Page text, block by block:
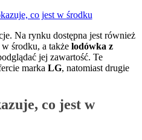
Na rynku dostępna jest również
środku, a także lodówka z
jej zawartość. Te
marka LG, natomiast drugie
co jest w